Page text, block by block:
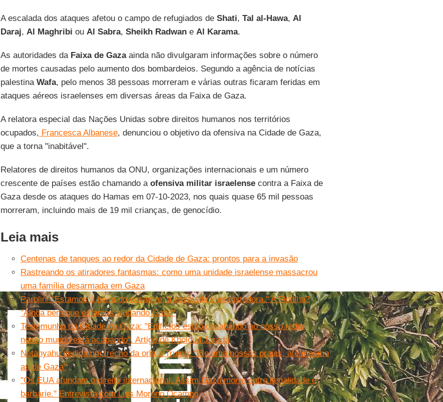
A escalada dos ataques afetou o campo de refugiados de Shati, Tal al-Hawa, Al
Daraj, Al Maghribi ou Al Sabra, Sheikh Radwane Al Karama.
As autoridades da Faixa de Gazaainda não divulgaram informações sobre o número
de mortes causadas pelo aumento dos bombardeios. Segundo a agência de notícias
palestina Wafa, pelo menos 38 pessoas morreram e várias outras ficaram feridas em
ataques aéreos israelenses em diversas áreas da Faixa de Gaza.
A relatora especial das Nações Unidas sobre direitos humanos nos territórios
ocupados, Francesca Albanese, denunciou o objetivo da ofensiva na Cidade de Gaza,
que a torna "inabitável".
Relatores de direitos humanos da ONU, organizações internacionais e um número
crescente de países estão chamando a ofensiva militar israelensecontra a Faixa de
Gaza desde os ataques do Hamas em 07-10-2023, nos quais quase 65 mil pessoas
morreram, incluindo mais de 19 mil crianças, de genocídio.
Leia mais
Centenas de tanques ao redor da Cidade de Gaza: prontos para a invasão
Rastreando os atiradores fantasmas: como uma unidade israelense massacrou
uma família desarmada em Gaza
Parolin: "Estamos à beira do desastre; a escalada é assustadora." A Flotilha?
"Ainda bem que estamos ajudando Gaza"
Testemunho da Cidade de Gaza: "Edifícios estão desabando ao nosso redor,
nosso mundo está acabando". Artigo de Kholoud Jarada
Netanyahu dedica um trecho da orla a Trump: "Ele ama nossas praias, até mesmo
as de Gaza"
"Os EUA afundam o direito internacional. Assim Gaza morre entre ilegalidade e
barbárie." Entrevista com Luis Moreno Ocampo